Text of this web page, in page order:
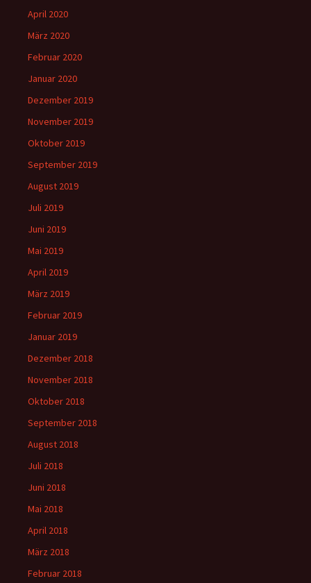
April 2020
März 2020
Februar 2020
Januar 2020
Dezember 2019
November 2019
Oktober 2019
September 2019
August 2019
Juli 2019
Juni 2019
Mai 2019
April 2019
März 2019
Februar 2019
Januar 2019
Dezember 2018
November 2018
Oktober 2018
September 2018
August 2018
Juli 2018
Juni 2018
Mai 2018
April 2018
März 2018
Februar 2018